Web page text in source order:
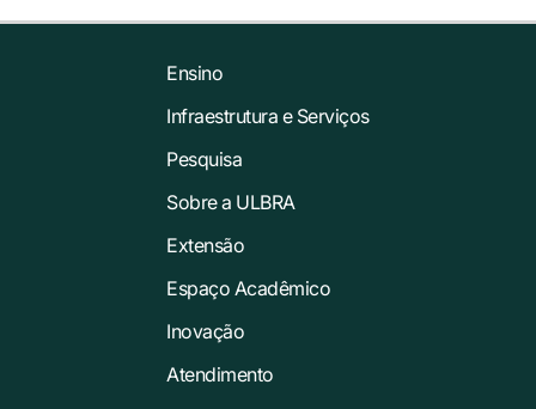
Ensino
Infraestrutura e Serviços
Pesquisa
Sobre a ULBRA
Extensão
Espaço Acadêmico
Inovação
Atendimento